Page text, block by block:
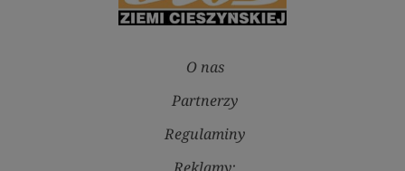
O nas
Partnerzy
Regulaminy